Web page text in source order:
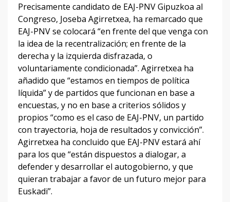
Precisamente candidato de EAJ-PNV Gipuzkoa al
Congreso, Joseba Agirretxea, ha remarcado que
EAJ-PNV se colocará “en frente del que venga con
la idea de la recentralización; en frente de la
derecha y la izquierda disfrazada, o
voluntariamente condicionada”. Agirretxea ha
añadido que “estamos en tiempos de política
líquida” y de partidos que funcionan en base a
encuestas, y no en base a criterios sólidos y
propios “como es el caso de EAJ-PNV, un partido
con trayectoria, hoja de resultados y convicción”.
Agirretxea ha concluido que EAJ-PNV estará ahí
para los que “están dispuestos a dialogar, a
defender y desarrollar el autogobierno, y que
quieran trabajar a favor de un futuro mejor para
Euskadi”.